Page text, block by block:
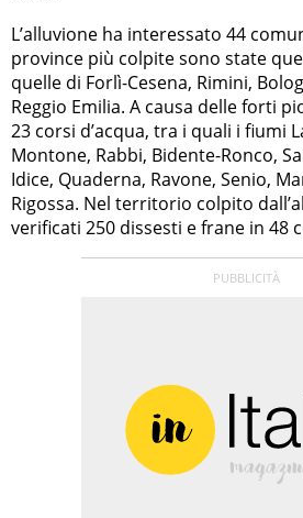
L’alluvione ha interessato 44
province più colpite sono state
quelle di Forlì-Cesena, Rimini,
Reggio Emilia. A causa delle forti
23 corsi d’acqua, tra i quali i fiumi
Montone, Rabbi, Bidente-Ronco,
Idice, Quaderna, Ravone, Senio,
Rigossa. Nel territorio colpito
verificati 250 dissesti e frane in 48